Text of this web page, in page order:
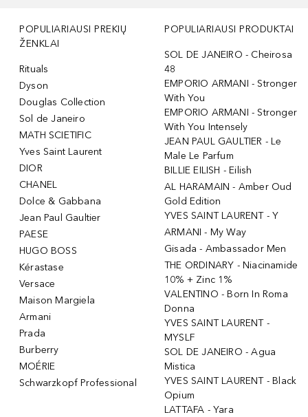
POPULIARIAUSI PREKIŲ
ŽENKLAI
Rituals
Dyson
Douglas Collection
Sol de Janeiro
MATH SCIETIFIC
Yves Saint Laurent
DIOR
CHANEL
Dolce & Gabbana
Jean Paul Gaultier
PAESE
HUGO BOSS
Kérastase
Versace
Maison Margiela
Armani
Prada
Burberry
MOÉRIE
Schwarzkopf Professional
POPULIARIAUSI PRODUKTAI
SOL DE JANEIRO - Cheirosa
48
EMPORIO ARMANI - Stronger
With You
EMPORIO ARMANI - Stronger
With You Intensely
JEAN PAUL GAULTIER - Le
Male Le Parfum
BILLIE EILISH - Eilish
AL HARAMAIN - Amber Oud
Gold Edition
YVES SAINT LAURENT - Y
ARMANI - My Way
Gisada - Ambassador Men
THE ORDINARY - Niacinamide
10% + Zinc 1%
VALENTINO - Born In Roma
Donna
YVES SAINT LAURENT -
MYSLF
SOL DE JANEIRO - Agua
Mistica
YVES SAINT LAURENT - Black
Opium
LATTAFA - Yara